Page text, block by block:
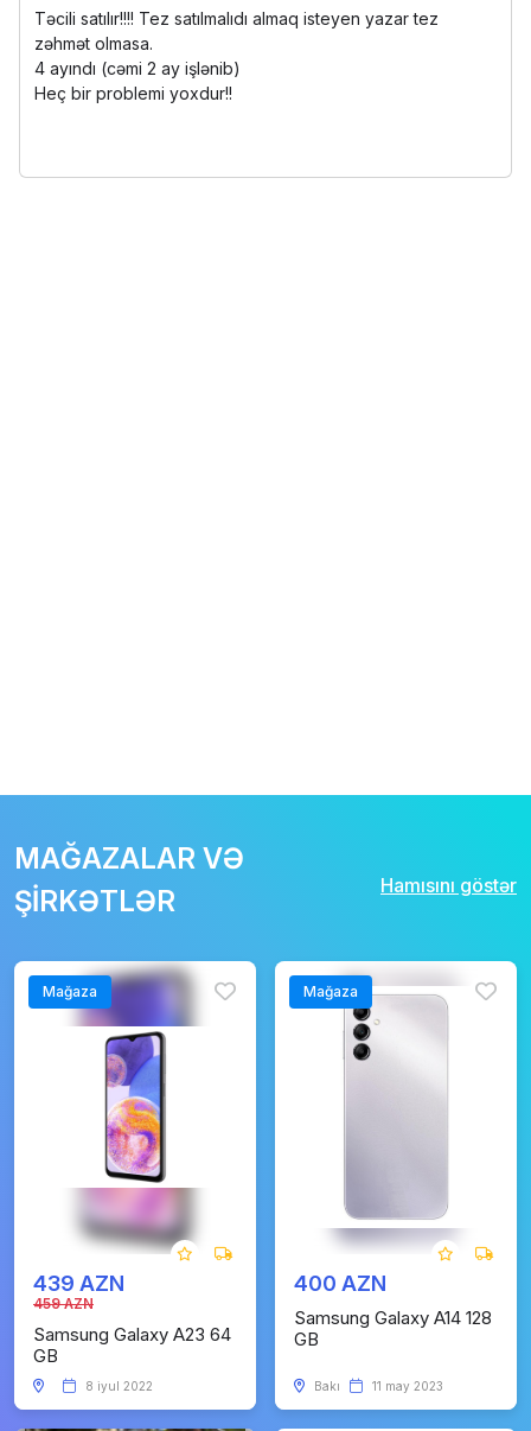
Təcili satılır!!!! Tez satılmalıdı almaq isteyen yazar tez
zəhmət olmasa.
4 ayındı (cəmi 2 ay işlənib)
Heç bir problemi yoxdur!!
MAĞAZALAR VƏ
ŞİRKƏTLƏR
Hamısını göstər
Mağaza
439 AZN
459 AZN
Samsung Galaxy A23 64
GB
8 iyul 2022
Mağaza
400 AZN
Samsung Galaxy A14 128
GB
Bakı 11 may 2023